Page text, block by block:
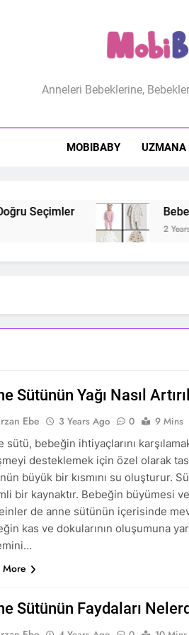
Anneleri Bebeklerine,
MOBIBABY UZMANA
Seçimler Bebek
2 Years Ago
Sütünün Yağı Nasıl
Ebe 3 Years Ago 0
9 Mins
sütü, bebeğin ihtiyaçlarını
desteklemek için özel olarak
büyük bir kısmını su oluşturur.
bir kaynaktır. Bebeğin büyümesi
de anne sütünün içerisinde
kas ve dokularının oluşumuna
More
Sütünün Faydaları